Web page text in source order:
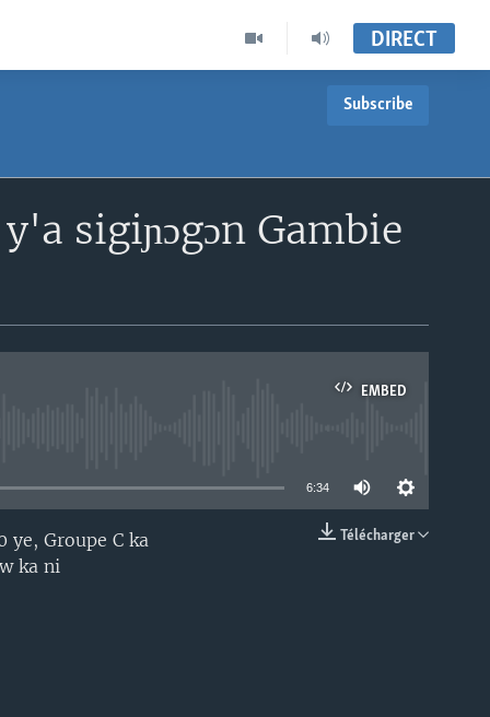
DIRECT
Subscribe
sigiɲɔgɔn Gambie
EMBED
6:34
Télécharger
ye, Groupe C ka
ka ni